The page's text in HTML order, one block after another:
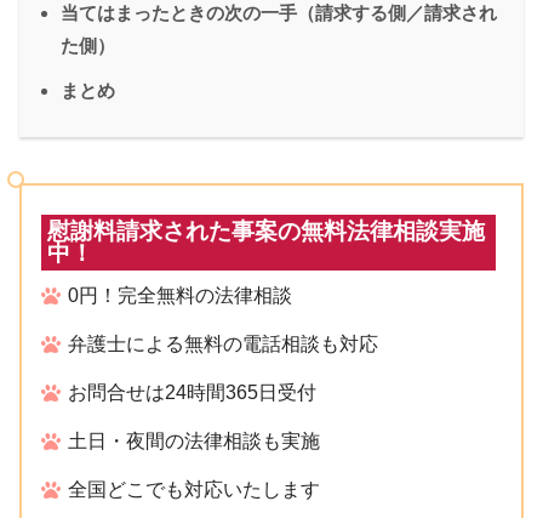
当てはまったときの次の一手（請求する側／請求され
た側）
まとめ
慰謝料請求された事案の無料法律相談実施
中！
0円！完全無料の法律相談
弁護士による無料の電話相談も対応
お問合せは24時間365日受付
土日・夜間の法律相談も実施
全国どこでも対応いたします